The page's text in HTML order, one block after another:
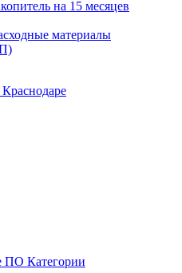
материалы
Категории